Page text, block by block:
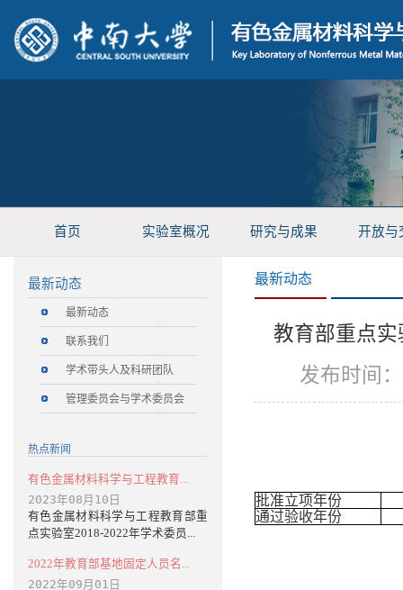
首页 实验室概况 研究与成果 开放与
最新动态
最新动态
联系我们
学术带头人及科研团队
管理委员会与学术委员会
热点新闻
有色金属材料科学与工程教育...
2023年08月10日
有色金属材料科学与工程教育部重
点实验室2018-2022年学术委员...
2022年教育部基地固定人员名...
2022年09月01日
最新动态
教育部重点
发布时间
批准立项年份
通过验收年份